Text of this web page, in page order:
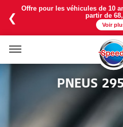
❮
La chaleur est là ! Profitez de
recharge 1234YF à partir de
exclu
Voir
Menu
PNEUS